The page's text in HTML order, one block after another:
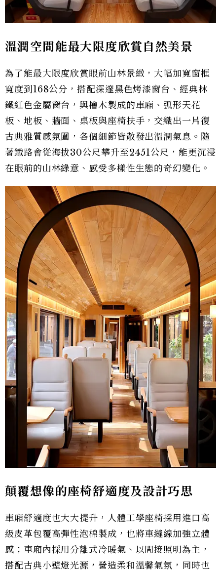
溫潤空間能最大限度欣賞自然美景
為了能最大限度欣賞眼前山林景緻，大幅加寬窗框
寬度到168公分，搭配深邃黑色烤漆窗台、經典林
鐵紅色金屬窗台，與檜木製成的車廂、弧形天花
板、地板、牆面、桌板與座椅扶手，交織出一片復
古典雅質感氛圍，各個細節皆散發出溫潤氣息。隨
著鐵路會從海拔30公尺攀升至2451公尺，能更沉浸
在眼前的山林綠意、感受多樣性生態的奇幻變化。
顛覆想像的座椅舒適度及設計巧思
車廂舒適度也大大提升，人體工學座椅採用進口高
級皮革包覆高彈性泡棉製成，也將車縫線加強立體
感；車廂內採用分離式冷暖氣、以間接照明為主，
搭配古典小壁燈光源，營造柔和溫馨氣氛，同時也